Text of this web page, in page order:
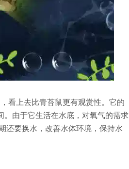
看上去比青苔鼠更有观赏性。它的
由于它生活在水底，对氧气的需求
还要换水，改善水体环境，保持水